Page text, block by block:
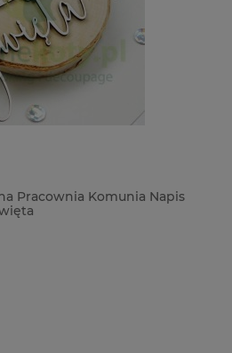
Pracownia Komunia Napis